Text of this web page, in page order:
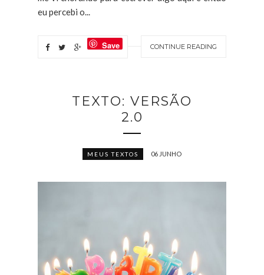
eu percebi o...
CONTINUE READING
Save
TEXTO: VERSÃO
2.0
MEUS TEXTOS 06 JUNHO